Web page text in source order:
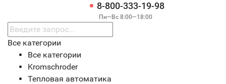
8-800-333-19-98
Пн—Вс 8:00—18:00
Все категории
Все категории
Kromschroder
Тепловая автоматика